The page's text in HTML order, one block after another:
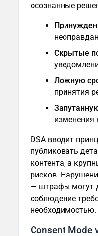
осознанные
Скрытые
Ложную
принятия
изменения
DSA вводит
публиковать
контента, а
рисков.
— штрафы могут
соблюдение
необходимостью.
Consent Mode